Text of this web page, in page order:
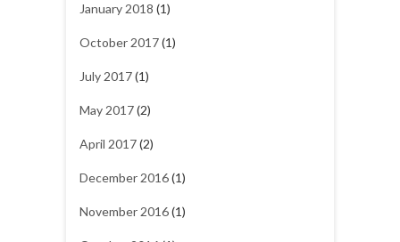
January 2018 (1)
October 2017(1)
July 2017(1)
May 2017(2)
April 2017(2)
December 2016(1)
November 2016(1)